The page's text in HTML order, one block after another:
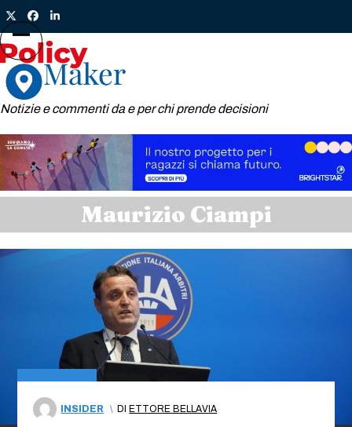
Skip
to
content
TwitterFacebook
LinkedIn
Notizie e commenti da e per chi prende decisioni
Open
mobile
menu
Close
mobile
menu
Maurizio Ciampi
INSIDER \ DI ETTORE BELLAVIA